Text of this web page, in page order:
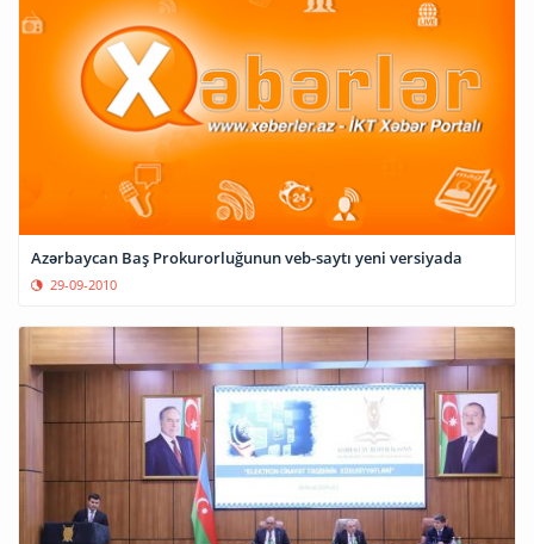
Azərbaycan Baş Prokurorluğunun veb-saytı yeni versiyada
29-09-2010